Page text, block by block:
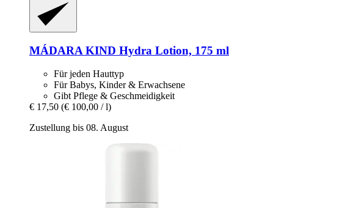
MÁDARA KIND Hydra Lotion, 175 ml
Für jeden Hauttyp
Für Babys, Kinder & Erwachsene
Gibt Pflege & Geschmeidigkeit
€ 17,50 (€ 100,00 / l)
Zustellung bis 08. August